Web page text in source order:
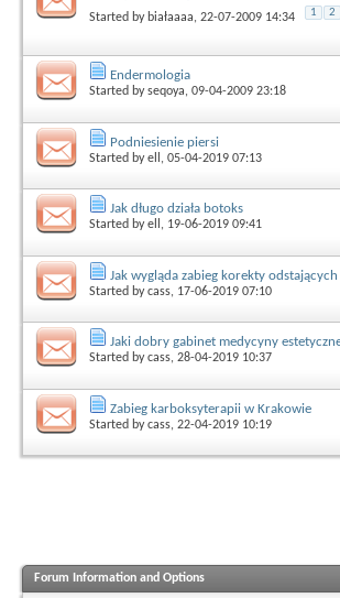
Started by białaaaa, 22-07-2009 14:34 1 2
Endermologia
Started byseqoya, 09-04-2009 23:18
Podniesienie piersi
Started byell , 05-04-2019 07:13
Jak długo działa botoks
Started byell , 19-06-2019 09:41
Jak wygląda zabieg korekty odstających
Started bycass, 17-06-2019 07:10
Jaki dobry gabinet medycyny
Started bycass, 28-04-2019 10:37
Zabieg karboksyterapii w Krakowie
Started bycass, 22-04-2019 10:19
Forum Information and Options